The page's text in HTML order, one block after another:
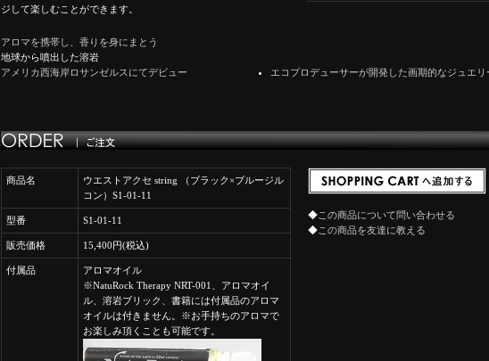
ジして楽しむことができます。
アロマを携帯し、香りを身にまとう
地球から噴出した溶岩
アメリカ西海岸ロサンゼルスにてデビュー
エコプロデューサーが開発した画期的なジュエリ
商品名
ウエストアクセ string （ブラック×ブルージル
コン）S1-01-11
型番 S1-01-11
販売価格 15,400円(税込)
付属品
アロマオイル
※NatuRock Therapy NRT-001、アロマオイ
ル、溶岩ブリック、書籍には付属品のアロマ
オイルは付きません。※お手持ちのアロマで
お楽しみ頂くことも可能です。
◆この商品について問い合わせる
◆この商品を友達に教える